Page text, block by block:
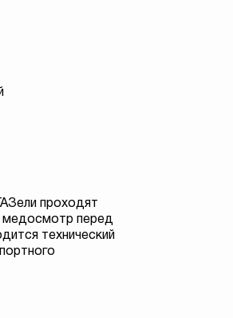
проходят
медосмотр перед
технический